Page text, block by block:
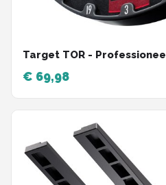
Target TOR -
€ 69,98